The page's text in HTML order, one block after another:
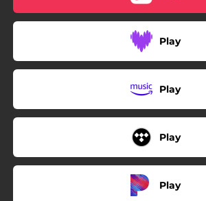
Play
Play
Play
Play